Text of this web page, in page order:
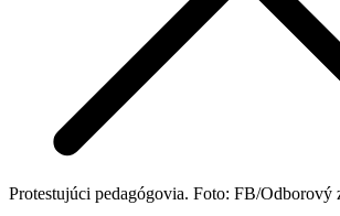
Protestujúci pedagógovia. Foto: FB/Odborový